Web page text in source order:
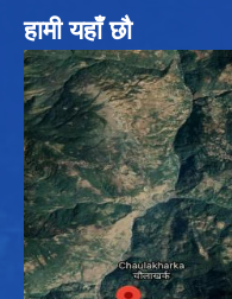
हामी यहाँ छौ